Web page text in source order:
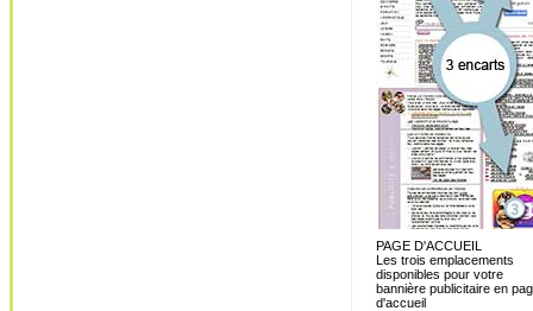
PAGE D'ACCUEIL
Les trois emplacements
disponibles pour votre
bannière publicitaire en
d'accueil